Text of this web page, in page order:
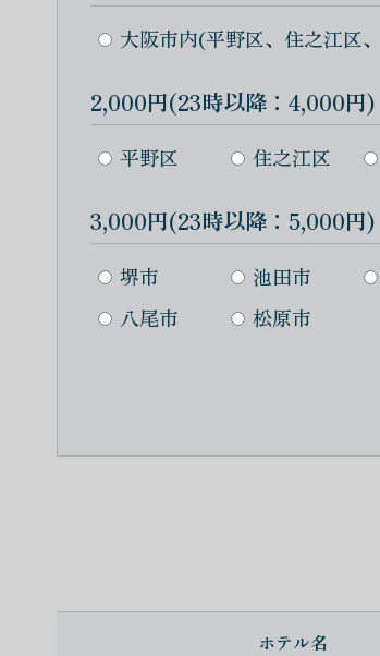
大阪市内(平野区、住之江区
2,000円(23時以降：4,000円)
平野区 住之江区
3,000円(23時以降：5,000円)
堺市 池田市
八尾市
松原市
ホテル名